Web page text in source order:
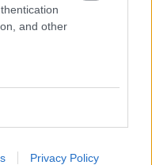
and other
Privacy Policy